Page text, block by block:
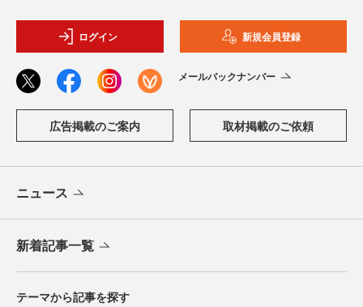
ログイン 新規会員登録
メールバックナンバー
広告掲載のご案内 取材掲載のご依頼
ニュース
新着記事一覧
テーマから記事を探す